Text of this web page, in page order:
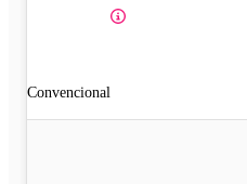
Convencional